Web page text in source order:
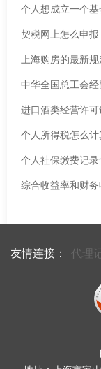
个人想成立一个基
契税网上怎么申报
上海购房的最新规
中华全国总工会
进口酒类经营许可
个人所得税怎么
个人社保缴费记录
综合收益率和财
友情连接： 代理